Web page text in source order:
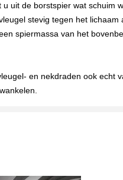
uit de borstspier wat schuim
stevig tegen het lichaam
spiermassa van het
en nekdraden ook echt